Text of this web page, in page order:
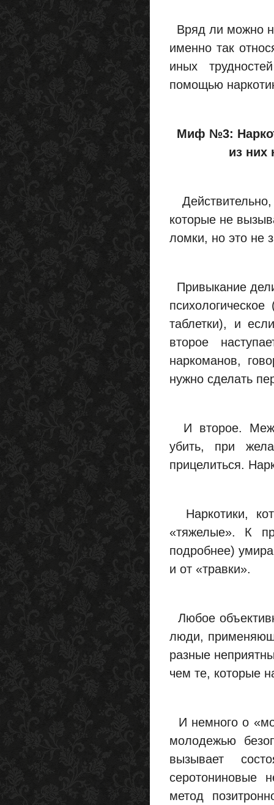
Вряд ли можно
именно так
иных
помощью
Миф №3:
из них
которые не
ломки, но это не
Привыкание
таблетки), и
второе
наркоманов,
нужно сделать
И второе.
убить, при
прицелиться.
Наркотики,
«тяжелые». К
подробнее)
и от «травки».
Любое
люди,
разные
чем те, которые
И немного о
молодежью
вызывает
серотониновые
метод